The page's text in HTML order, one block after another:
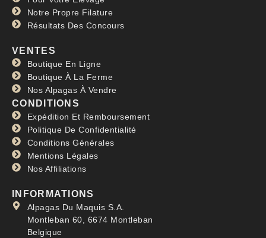
Notre Propre Filature
Résultats Des Concours
VENTES
Boutique En Ligne
Boutique À La Ferme
Nos Alpagas À Vendre
CONDITIONS
Expédition Et Remboursement
Politique De Confidentialité
Conditions Générales
Mentions Légales
Nos Affiliations
INFORMATIONS
Alpagas Du Maquis S.A.
Montleban 60, 6674 Montleban
Belgique